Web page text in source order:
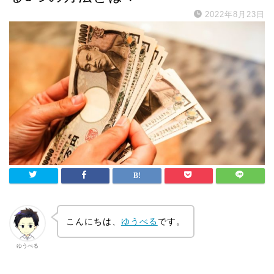
2022年8月23日
ゆうべる
こんにちは、 ゆうべるです。